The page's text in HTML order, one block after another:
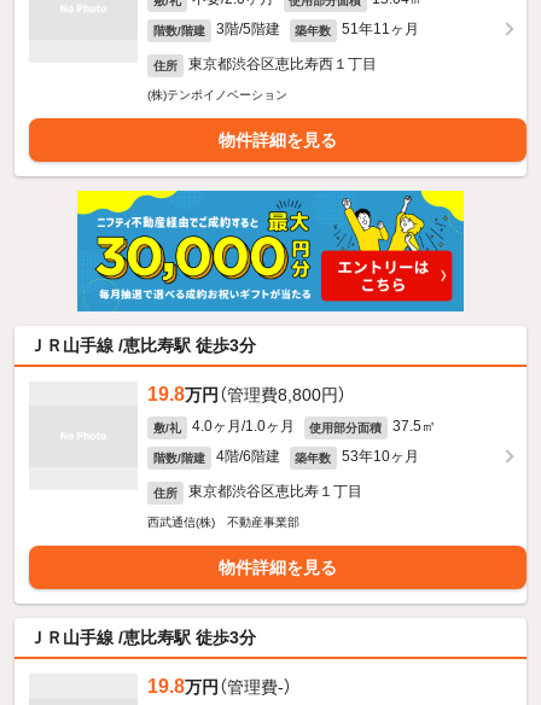
階数/階建 3階/5階建 築年数 51年11ヶ月
住所 東京都渋谷区恵比寿西１丁目
(株)テンポイノベーション
物件詳細を見る
ＪＲ山手線 /恵比寿駅 徒歩3分
19.8万円 （管理費8,800円）
敷/礼 4.0ヶ月/1.0ヶ月 使用部分面積 37.5㎡
階数/階建 4階/6階建 築年数 53年10ヶ月
住所 東京都渋谷区恵比寿１丁目
西武通信(株) 不動産事業部
物件詳細を見る
ＪＲ山手線 /恵比寿駅 徒歩3分
19.8万円 （管理費-）